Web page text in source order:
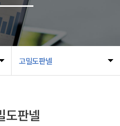
고밀도판넬
도판넬